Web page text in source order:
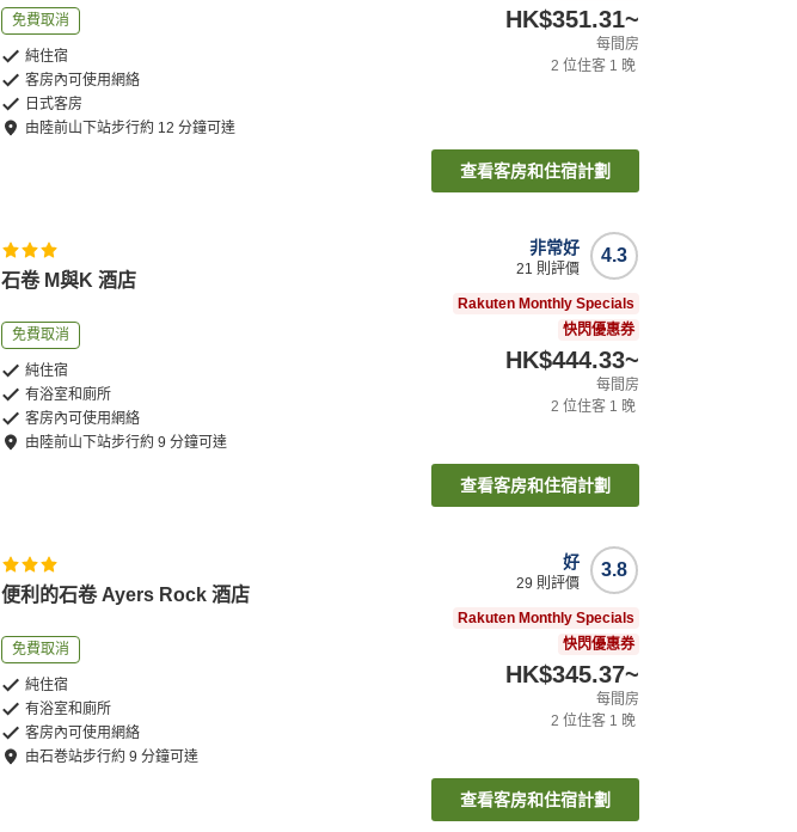
免費取消
純住宿
客房內可使用網絡
日式客房
由 陸前山下站步行約 12 分鐘可達
HK$351.31~
每間房
2 位住客 1 晚
查看客房和住宿計劃
石卷 M與K 酒店
免費取消
純住宿
有浴室和廁所
客房內可使用網絡
由 陸前山下站步行約9 分鐘可達
4.3
非常好
21 則評價
Rakuten Monthly Specials
快閃優惠券
HK$444.33~
每間房
2 位住客 1 晚
查看客房和住宿計劃
便利的石卷 Ayers Rock 酒店
免費取消
純住宿
有浴室和廁所
客房內可使用網絡
由石巻站步行約9 分鐘可達
3.8
好
29 則評價
Rakuten Monthly Specials
快閃優惠券
HK$345.37~
每間房
2 位住客 1 晚
查看客房和住宿計劃